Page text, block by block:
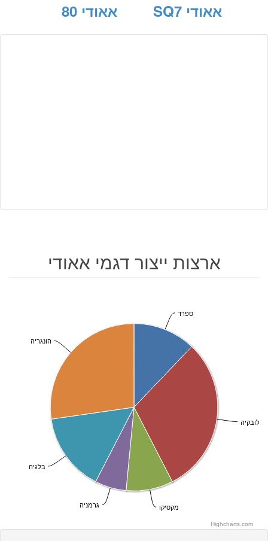
אאודי SQ7 אאודי 80
ארצות ייצור דגמי אאודי
ספרד
מקסיקו גרמניה
בלגיה
הונגריה
Highcharts.com